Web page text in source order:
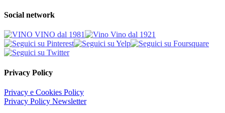
Social network
Privacy Policy
Privacy e Cookies Policy
Privacy Policy Newsletter